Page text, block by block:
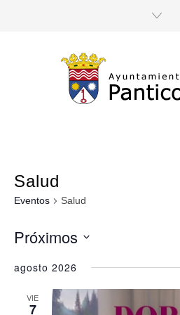
Salud
Eventos Salud
Próximos
fecha.
agosto 2026
VIE
7